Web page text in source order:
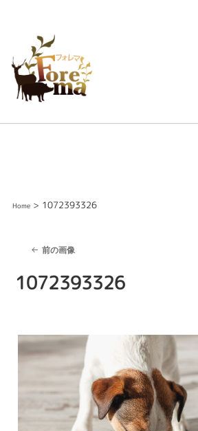
Home> 1072393326
前の画像
1072393326